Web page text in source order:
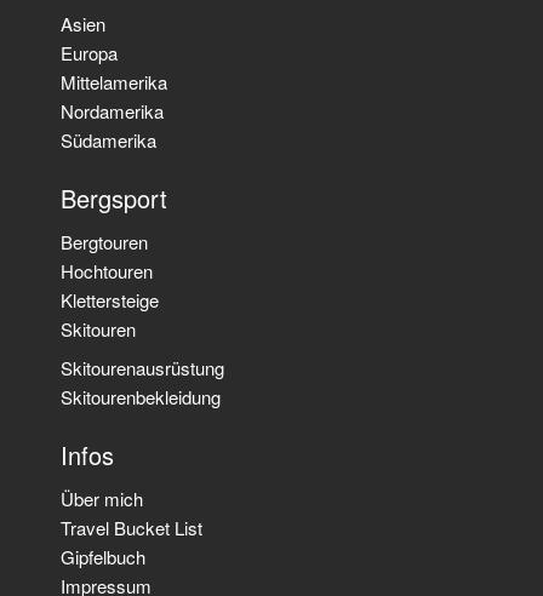
Asien
Europa
Mittelamerika
Nordamerika
Südamerika
Bergsport
Bergtouren
Hochtouren
Klettersteige
Skitouren
Skitourenausrüstung
Skitourenbekleidung
Infos
Über mich
Travel Bucket List
Gipfelbuch
Impressum